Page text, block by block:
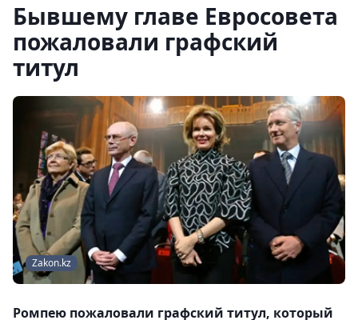
Бывшему главе Евросовета
пожаловали графский
титул
Zakon.kz
Ромпею пожаловали графский титул, который